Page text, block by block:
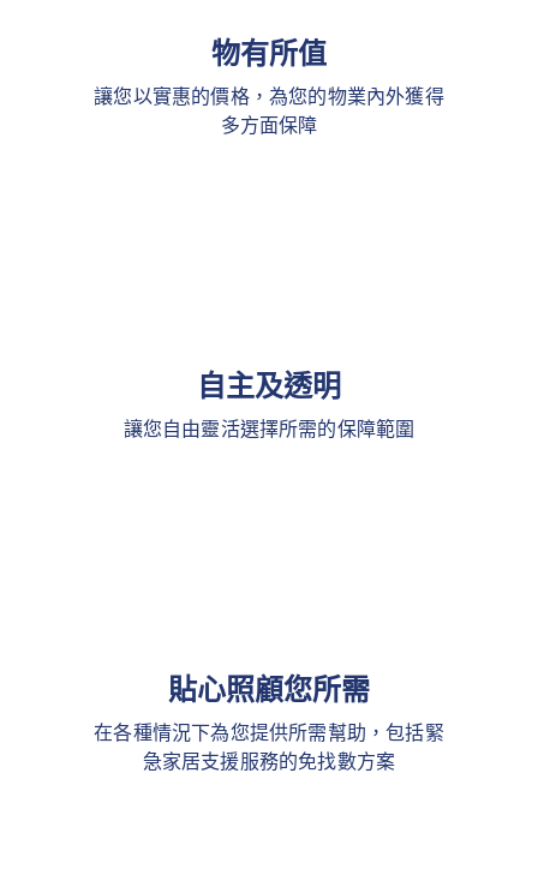
物有所值
讓您以實惠的價格，為您的物業內外獲得
多方面保障
自主及透明
讓您自由靈活選擇所需的保障範圍
貼心照顧您所需
在各種情況下為您提供所需幫助，包括緊
急家居支援服務的免找數方案